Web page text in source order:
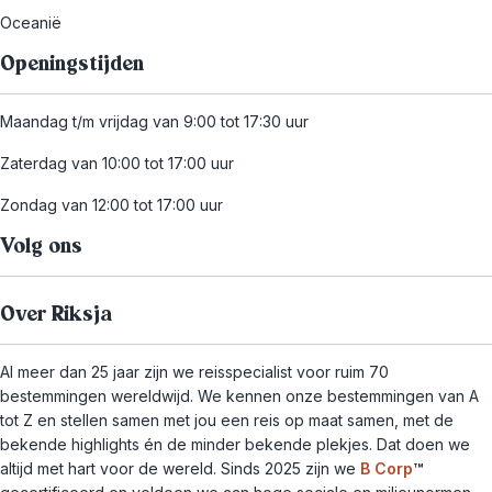
Oceanië
Openingstijden
Maandag t/m vrijdag van 9:00 tot 17:30 uur
Zaterdag van 10:00 tot 17:00 uur
Zondag van 12:00 tot 17:00 uur
Volg ons
Over Riksja
Al meer dan 25 jaar zijn we reisspecialist voor ruim 70
bestemmingen wereldwijd. We kennen onze bestemmingen van A
tot Z en stellen samen met jou een reis op maat samen, met de
bekende highlights én de minder bekende plekjes. Dat doen we
altijd met hart voor de wereld. Sinds 2025 zijn we B Corp™